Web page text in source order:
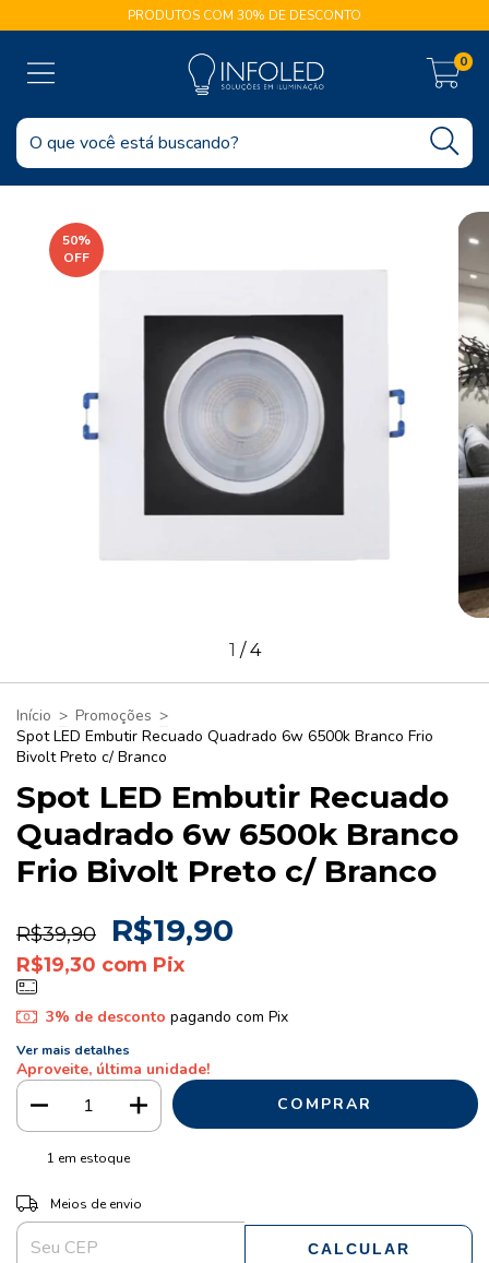
PRODUTOS COM 30% DE DESCONTO
0
50%
OFF
1 /4
Início > Promoções >
Spot LED Embutir Recuado Quadrado 6w 6500k Branco Frio
Bivolt Preto c/ Branco
Spot LED Embutir Recuado
Quadrado 6w 6500k Branco
Frio Bivolt Preto c/ Branco
R$39,90 R$19,90
R$19,30 com Pix
3% de desconto pagando com Pix
Ver mais detalhes
Aproveite, última unidade!
1 em estoque
Entregas para o CEP:
Meios de envio
CALCULAR